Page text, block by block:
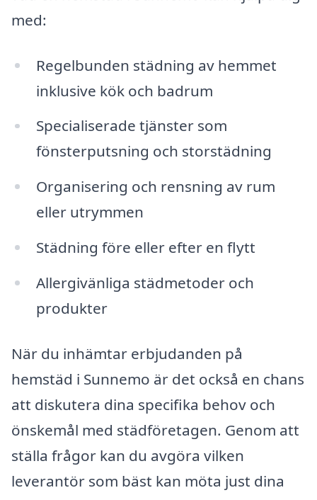
med:
Regelbunden städning av hemmet
inklusive kök och badrum
Specialiserade tjänster som
fönsterputsning och storstädning
Organisering och rensning av rum
eller utrymmen
Städning före eller efter en flytt
Allergivänliga städmetoder och
produkter
När du inhämtar erbjudanden på
hemstäd i Sunnemo är det också en chans
att diskutera dina specifika behov och
önskemål med städföretagen. Genom att
ställa frågor kan du avgöra vilken
leverantör som bäst kan möta just dina